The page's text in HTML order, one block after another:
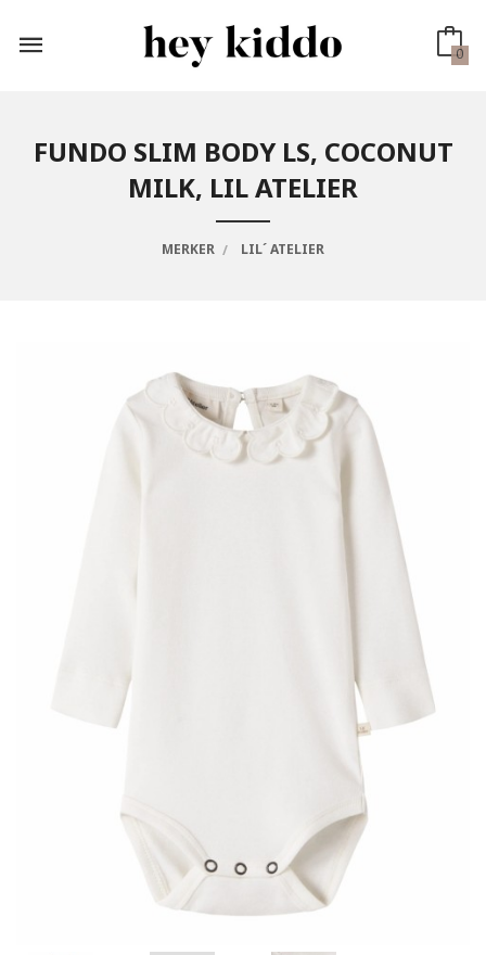
innholdet
0
FUNDO SLIM BODY LS, COCONUT
MILK, LIL ATELIER
MERKER LIL´ ATELIER